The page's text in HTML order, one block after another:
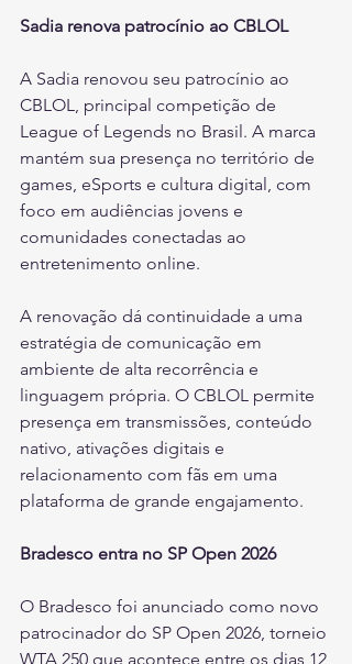
Sadia renova patrocínio ao CBLOL
A Sadia renovou seu patrocínio ao
CBLOL, principal competição de
League of Legends no Brasil. A marca
mantém sua presença no território de
games, eSports e cultura digital, com
foco em audiências jovens e
comunidades conectadas ao
entretenimento online.
A renovação dá continuidade a uma
estratégia de comunicação em
ambiente de alta recorrência e
linguagem própria. O CBLOL permite
presença em transmissões, conteúdo
nativo, ativações digitais e
relacionamento com fãs em uma
plataforma de grande engajamento.
Bradesco entra no SP Open 2026
O Bradesco foi anunciado como novo
patrocinador do SP Open 2026, torneio
WTA 250 que acontece entre os dias 12